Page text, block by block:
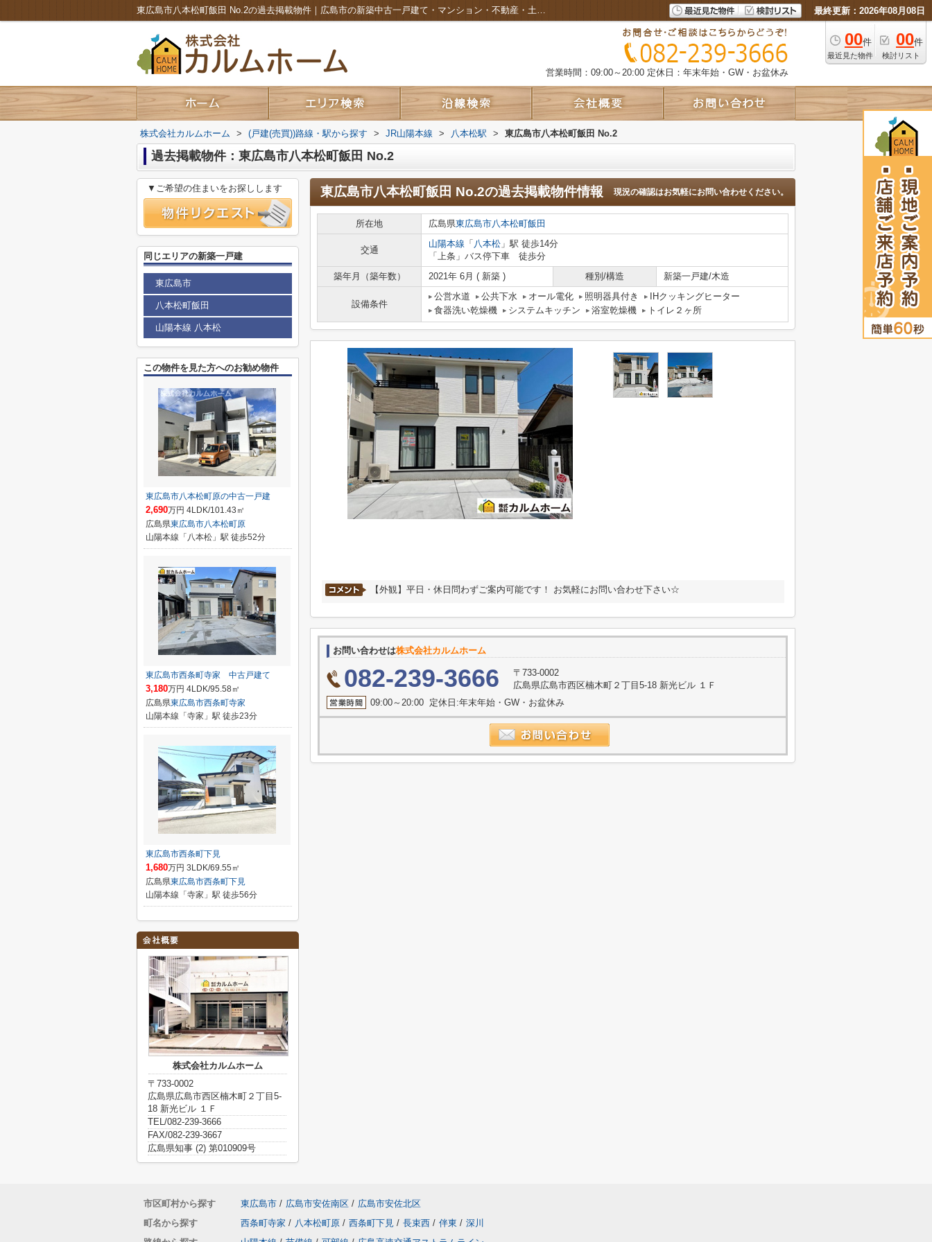
東広島市八本松町飯田 No.2の過去掲載物件｜広島市の新築中古一戸建て・マンション・不動産・土地のことなら株式会社カルムホーム 最終更新：2026年08月08日
00件
最近見た物件
00件
検討リスト
営業時間：09:00～20:00 定休日：年末年始・GW・お盆休み
株式会社カルムホーム > (戸建(売買))路線・駅から探す > JR山陽本線 > 八本松駅 > 東広島市八本松町飯田 No.2
過去掲載物件：東広島市八本松町飯田 No.2
東広島市八本松町飯田 No.2の過去掲載物件情報 現況の確認はお気軽にお問い合わせください。
所在地 広島県東広島市八本松町飯田
交通
山陽本線 「 八本松 」駅 徒歩14分
「上条」バス停下車 徒歩分
築年月（築年数）
2021年 6月 ( 新築 ) 種別/構造 新築一戸建/木造
設備条件
公営水道 公共下水 オール電化 照明器具付き
IHクッキングヒーター
食器洗い乾燥機
システムキッチン 浴室乾燥機 トイレ２ヶ所
【外観】平日・休日問わずご案内可能です！ お気軽にお問い合わせ下さい☆
お問い合わせは株式会社カルムホーム
082-239-3666
〒733-0002
広島県広島市西区楠木町２丁目5-18 新光ビル １Ｆ
09:00～20:00 定休日:年末年始・GW・お盆休み
▼ご希望の住まいをお探しします
同じエリアの新築一戸建
東広島市
八本松町飯田
山陽本線 八本松
この物件を見た方へのお勧め物件
東広島市八本松町原の中古一戸建
2,690万円 4LDK/101.43㎡
広島県東広島市八本松町原
山陽本線「八本松」駅 徒歩52分
東広島市西条町寺家 中古戸建て
3,180万円 4LDK/95.58㎡
広島県東広島市西条町寺家
山陽本線「寺家」駅 徒歩23分
東広島市西条町下見
1,680万円 3LDK/69.55㎡
広島県東広島市西条町下見
山陽本線「寺家」駅 徒歩56分
株式会社カルムホーム
〒733-0002
広島県広島市西区楠木町２丁目5-
18 新光ビル １Ｆ
TEL/082-239-3666
FAX/082-239-3667
広島県知事 (2) 第010909号
市区町村から探す 東広島市 / 広島市安佐南区 / 広島市安佐北区
町名から探す
西条町寺家 / 八本松町原 / 西条町下見 / 長束西 / 伴東 / 深川